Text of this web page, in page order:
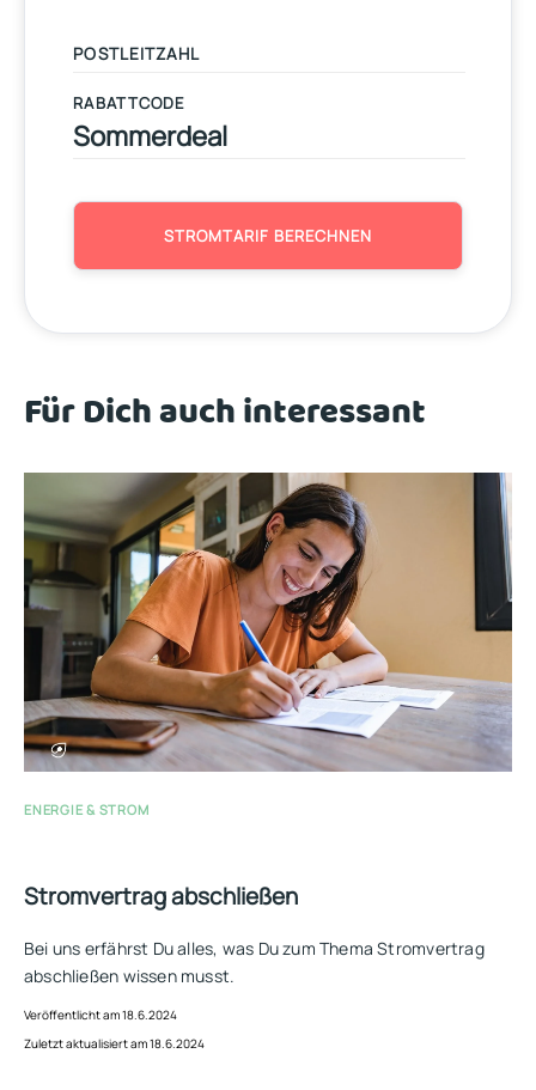
RABATTCODE
STROMTARIF BERECHNEN
Für Dich auch interessant
ENERGIE & STROM
Stromvertrag abschließen
Bei uns erfährst Du alles, was Du zum Thema Stromvertrag
abschließen wissen musst.
Veröffentlicht am 18.6.2024
Zuletzt aktualisiert am 18.6.2024